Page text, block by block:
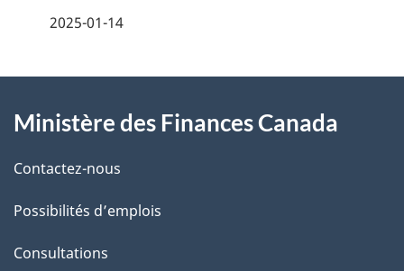
i
l
s
d
2025-01-14
propos
de
ce
site
Ministère des Finances Canada
Contactez-nous
Possibilités d’emplois
Consultations